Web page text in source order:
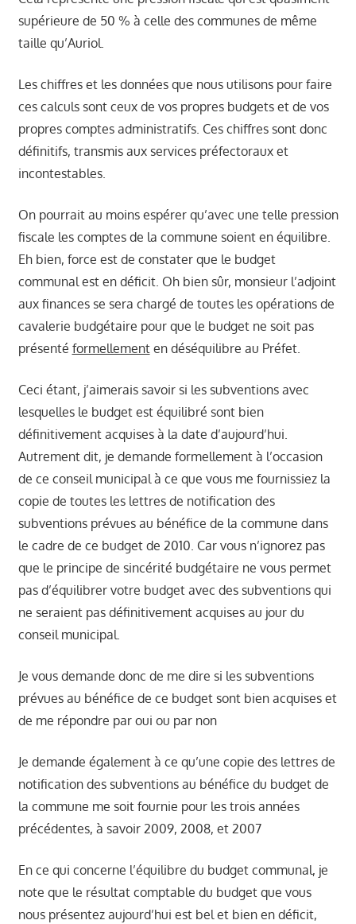
supérieure de 50 % à celle des communes de même
taille qu’Auriol.
Les chiffres et les données que nous utilisons pour faire
ces calculs sont ceux de vos propres budgets et de vos
propres comptes administratifs. Ces chiffres sont donc
définitifs, transmis aux services préfectoraux et
incontestables.
On pourrait au moins espérer qu’avec une telle pression
fiscale les comptes de la commune soient en équilibre.
Eh bien, force est de constater que le budget
communal est en déficit. Oh bien sûr, monsieur l’adjoint
aux finances se sera chargé de toutes les opérations de
cavalerie budgétaire pour que le budget ne soit pas
présenté formellementen déséquilibre au Préfet.
Ceci étant, j’aimerais savoir si les subventions avec
lesquelles le budget est équilibré sont bien
définitivement acquises à la date d’aujourd’hui.
Autrement dit, je demande formellement à l’occasion
de ce conseil municipal à ce que vous me fournissiez la
copie de toutes les lettres de notification des
subventions prévues au bénéfice de la commune dans
le cadre de ce budget de 2010. Car vous n’ignorez pas
que le principe de sincérité budgétaire ne vous permet
pas d’équilibrer votre budget avec des subventions qui
ne seraient pas définitivement acquises au jour du
conseil municipal.
Je vous demande donc de me dire si les subventions
prévues au bénéfice de ce budget sont bien acquises et
de me répondre par oui ou par non
Je demande également à ce qu’une copie des lettres de
notification des subventions au bénéfice du budget de
la commune me soit fournie pour les trois années
précédentes, à savoir 2009, 2008, et 2007
En ce qui concerne l’équilibre du budget communal, je
note que le résultat comptable du budget que vous
nous présentez aujourd’hui est bel et bien en déficit,